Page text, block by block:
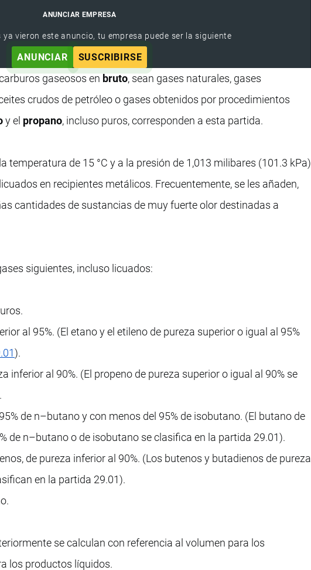
ANUNCIAR EMPRESA
ya vieron este anuncio, tu empresa puede ser la siguiente
ANUNCIAR SUSCRIBIRSE
gaseosos en bruto, sean gases naturales, gases
crudos de petróleo o gases obtenidos por procedimientos
y el propano, incluso puros, corresponden a esta partida.
temperatura de 15 °C y a la presión de 1,013 milibares (101.3 kPa)
en recipientes metálicos. Frecuentemente, se les añaden,
cantidades de sustancias de muy fuerte olor destinadas a
siguientes, incluso licuados:
al 95%. (El etano y el etileno de pureza superior o igual al 95%
).
inferior al 90%. (El propeno de pureza superior o igual al 90% se
de n–butano y con menos del 95% de isobutano. (El butano de
de n–butano o de isobutano se clasifica en la partida 29.01).
de pureza inferior al 90%. (Los butenos y butadienos de pureza
en la partida 29.01).
se calculan con referencia al volumen para los
los productos líquidos.